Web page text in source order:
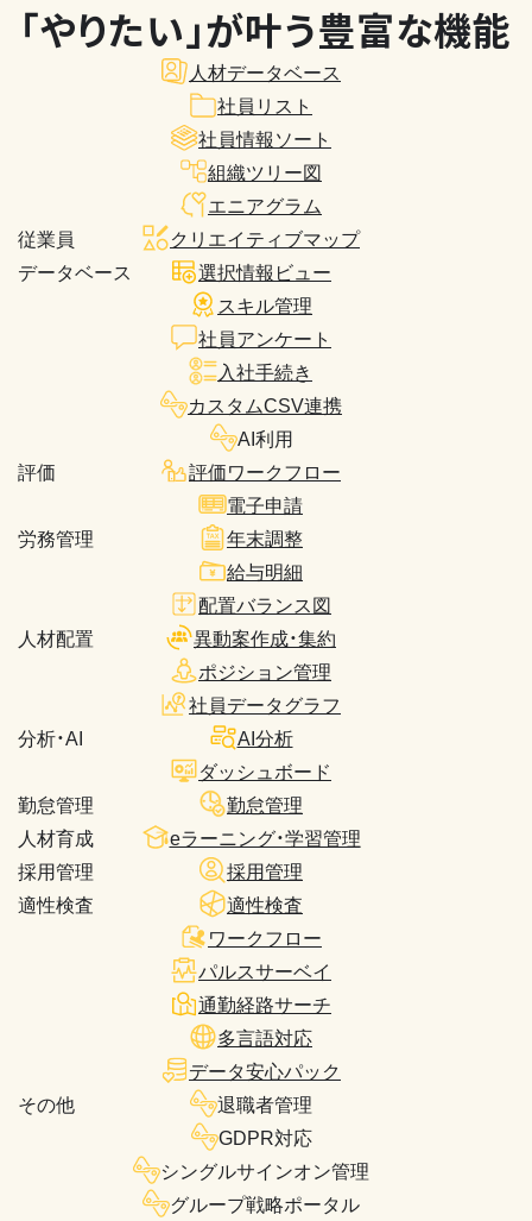
「やりたい」が叶う豊富な機能
従業員
データベース
人材データベース
社員リスト
社員情報ソート
組織ツリー図
エニアグラム
クリエイティブマップ
選択情報ビュー
スキル管理
社員アンケート
入社手続き
カスタムCSV連携
AI利用
評価
評価ワークフロー
労務管理
電子申請
年末調整
給与明細
人材配置
配置バランス図
異動案作成・集約
ポジション管理
分析・AI
社員データグラフ
AI分析
ダッシュボード
勤怠管理
勤怠管理
人材育成
eラーニング・学習管理
採用管理
採用管理
適性検査
適性検査
その他
ワークフロー
パルスサーベイ
通勤経路サーチ
多言語対応
データ安心パック
退職者管理
GDPR対応
シングルサインオン管理
グループ戦略ポータル